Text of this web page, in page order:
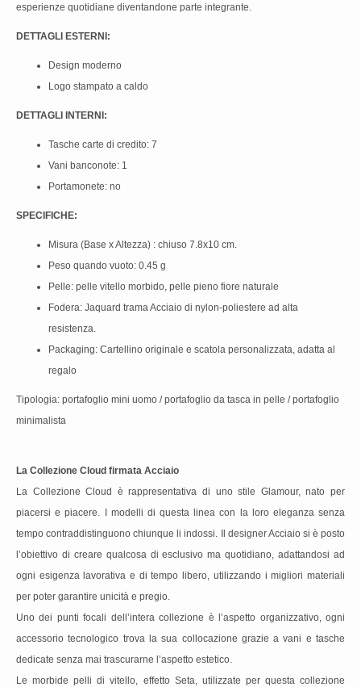
esperienze quotidiane diventandone parte integrante.
DETTAGLI ESTERNI:
Design moderno
Logo stampato a caldo
DETTAGLI INTERNI:
Tasche carte di credito: 7
Vani banconote: 1
Portamonete: no
SPECIFICHE:
Misura (Base x Altezza) : chiuso 7.8x10 cm.
Peso quando vuoto: 0.45 g
Pelle: pelle vitello morbido, pelle pieno fiore naturale
Fodera: Jaquard trama Acciaio di nylon-poliestere ad alta
resistenza.
Packaging: Cartellino originale e scatola personalizzata, adatta al
regalo
Tipologia: portafoglio mini uomo / portafoglio da tasca in pelle / portafoglio
minimalista
La Collezione Cloud firmata Acciaio
La Collezione Cloud è rappresentativa di uno stile Glamour, nato per
piacersi e piacere. I modelli di questa linea con la loro eleganza senza
tempo contraddistinguono chiunque li indossi. Il designer Acciaio si è posto
l’obiettivo di creare qualcosa di esclusivo ma quotidiano, adattandosi ad
ogni esigenza lavorativa e di tempo libero, utilizzando i migliori materiali
per poter garantire unicità e pregio.
Uno dei punti focali dell’intera collezione è l’aspetto organizzativo, ogni
accessorio tecnologico trova la sua collocazione grazie a vani e tasche
dedicate senza mai trascurarne l’aspetto estetico.
Le morbide pelli di vitello, effetto Seta, utilizzate per questa collezione